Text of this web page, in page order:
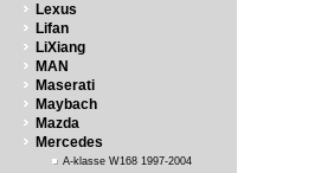
Lexus
Lifan
LiXiang
MAN
Maserati
Maybach
Mazda
Mercedes
A-klasse W168 1997-2004